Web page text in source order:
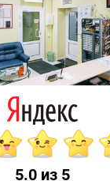
5.0 из 5